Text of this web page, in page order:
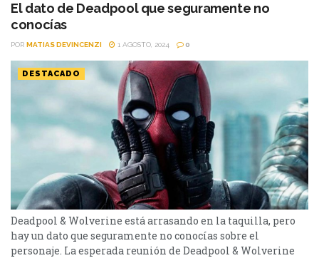
El dato de Deadpool que seguramente no
conocías
POR MATIAS DEVINCENZI 1 AGOSTO, 2024 0
DESTACADO
Deadpool & Wolverine está arrasando en la taquilla, pero
hay un dato que seguramente no conocías sobre el
personaje. La esperada reunión de Deadpool & Wolverine